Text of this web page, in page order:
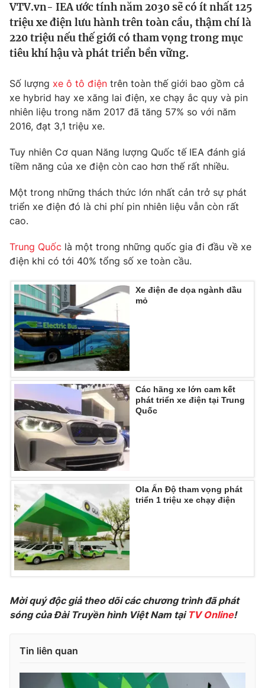
Thế giới
Tin tức
Thế giới đó đây
Câu chuyện quốc tế
Tài chính
Thị trường
Dữ liệu và đời sống
Phim VTV
Nhân vật
Giải sao mai
Giải trí
Điện ảnh
Âm nhạc
Sao
Đời sống
Làm đẹp
Tuyển sinh
Học trực tuyến
Hitech Công nghệ tương lai
Sản phẩm
Thị trường
Tư vấn
Giao lưu trực tuyến
Lịch phát sóng
Chuyên mục khác
Emagazine Podcast
Photo Infographic
Video Shorts video
VTV Money VTV Thể thao
VTV Sức khoẻ
Thị trường 24h Tấm lòng Việt
VTV4 Vươn mình bằng AI
VTV9
Liên hệ tòa soạn English
VTV.vn- IEA ước tính năm 2030 sẽ có ít nhất 125
triệu xe điện lưu hành trên toàn cầu, thậm chí là
220 triệu nếu thế giới có tham vọng trong mục
tiêu khí hậu và phát triển bền vững.
Số lượng xe ô tô điện trên toàn thế giới bao gồm cả
xe hybrid hay xe xăng lai điện, xe chạy ắc quy và pin
nhiên liệu trong năm 2017 đã tăng 57% so với năm
2016, đạt 3,1 triệu xe.
Tuy nhiên Cơ quan Năng lượng Quốc tế IEA đánh giá
tiềm năng của xe điện còn cao hơn thế rất nhiều.
Một trong những thách thức lớn nhất cản trở sự phát
triển xe điện đó là chi phí pin nhiên liệu vẫn còn rất
cao.
Trung Quốc là một trong những quốc gia đi đầu về xe
điện khi có tới 40% tổng số xe toàn cầu.
Xe điện đe dọa ngành dầu
mỏ
Các hãng xe lớn cam kết
phát triển xe điện tại Trung
Quốc
Ola Ấn Độ tham vọng phát
triển 1 triệu xe chạy điện
Mời quý độc giả theo dõi các chương trình đã phát
sóng của Đài Truyền hình Việt Nam tại TV Online!
Tin liên quan